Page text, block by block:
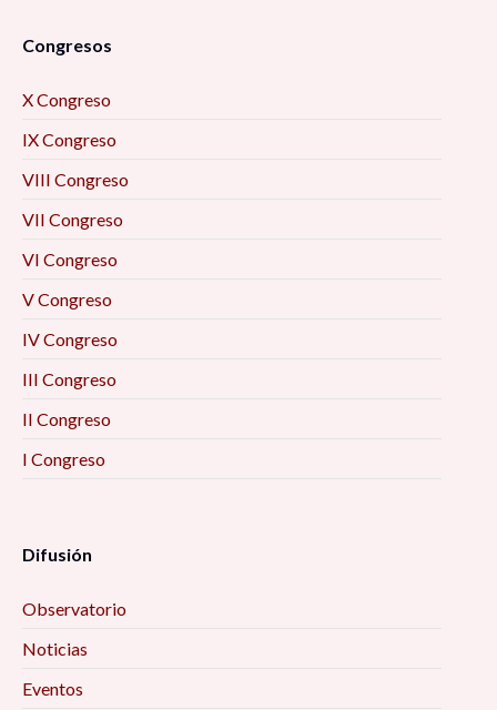
Perspectiva para el Desarrollo Local 10:00 am
visión de los egresados 10:00 am
La resiliencia como eje enfrentar el futuro
Prevención situacional del delito 10:00 am
puede ser 10:00 am
Metamorfosis: Familia, emociones y pandemia
SENTIK: Creación de redes sociales para la
Congresos
X Congreso
IX Congreso
VIII Congreso
VII Congreso
VI Congreso
V Congreso
IV Congreso
III Congreso
II Congreso
I Congreso
Difusión
Observatorio
Noticias
Eventos